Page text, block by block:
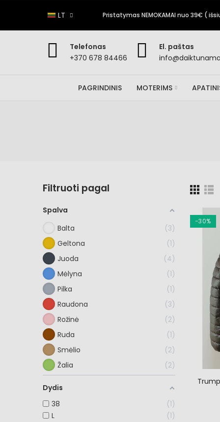
LT Pristatymas NEMOKAMAI nuo 39€ (
Telefonas
+370 678 84466
El. paštas
PAGRINDINIS MOTERIMS
−30%
Filtruoti pagal
Spalva
Balta
3
Geltona
1
Juoda
4
Mėlyna
1
Pilka
1
Raudona
3
Rožinė
2
Ruda
1
Smėlio
2
Žalia
2
Dydis
38
1
L
1